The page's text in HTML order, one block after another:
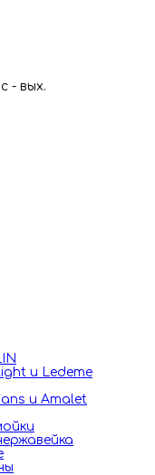
- вых.
и Ledeme
и Amalet